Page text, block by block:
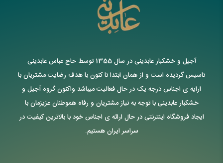
آجیل و خشکبار عابدینی در سال 1355 توسط حاج عباس عابدینی
تاسیس گردیده است و از همان ابتدا تا کنون با هدف رضایت مشتریان با
ارایه ی اجناس درجه یک در حال فعالیت میباشد واکنون گروه آجیل و
خشکبار عابدینی با توجه به نیاز مشتریان و رفاه هموطنان عزیزمان با
ایجاد فروشگاه اینترنتی در حال ارائه ی اجناس خود با بالاترین کیفیت در
سراسر ایران هستیم.